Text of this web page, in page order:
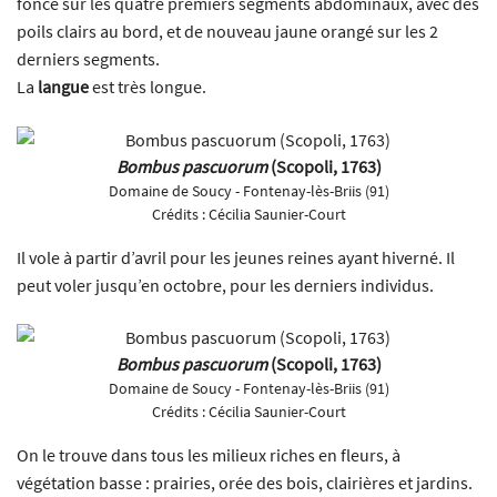
poils clairs au bord, et de nouveau jaune orangé sur les 2
derniers segments.
La langueest très longue.
Bombus pascuorum(Scopoli, 1763)
Domaine de Soucy - Fontenay-lès-Briis (91)
Crédits :Cécilia Saunier-Court
Il vole à partir d’avril pour les jeunes reines ayant hiverné. Il
peut voler jusqu’en octobre, pour les derniers individus.
Bombus pascuorum(Scopoli, 1763)
Domaine de Soucy - Fontenay-lès-Briis (91)
Crédits :Cécilia Saunier-Court
On le trouve dans tous les milieux riches en fleurs, à
végétation basse : prairies, orée des bois, clairières et jardins.